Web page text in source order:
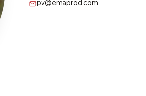
pv@emaprod.com